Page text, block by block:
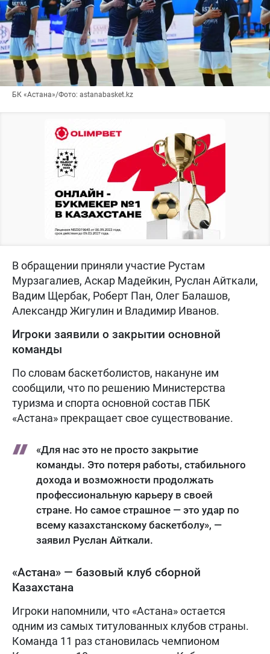
БК «Астана»/Фото: astanabasket.kz
В обращении приняли участие Рустам
Мурзагалиев, Аскар Мадейкин, Руслан Айткали,
Вадим Щербак, Роберт Пан, Олег Балашов,
Александр Жигулин и Владимир Иванов.
Игроки заявили о закрытии основной
команды
По словам баскетболистов, накануне им
сообщили, что по решению Министерства
туризма и спорта основной состав ПБК
«Астана» прекращает свое существование.
«Для нас это не просто закрытие
команды. Это потеря работы, стабильного
дохода и возможности продолжать
профессиональную карьеру в своей
стране. Но самое страшное — это удар по
всему казахстанскому баскетболу», —
заявил Руслан Айткали.
«Астана» — базовый клуб сборной
Казахстана
Игроки напомнили, что «Астана» остается
одним из самых титулованных клубов страны.
Команда 11 раз становилась чемпионом